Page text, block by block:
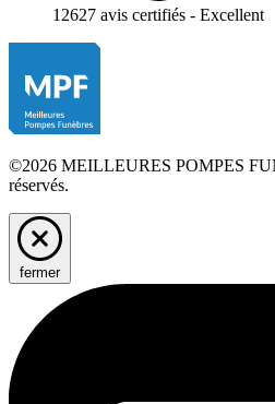
12627 avis certifiés - Excellent
©2026 MEILLEURES POMPES
réservés.
fermer